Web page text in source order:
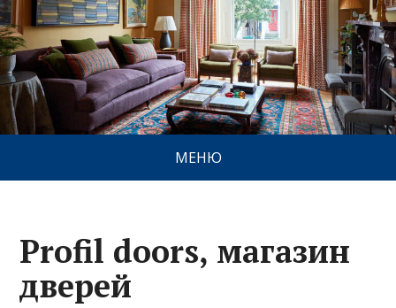
МЕНЮ
Profil doors, магазин
дверей